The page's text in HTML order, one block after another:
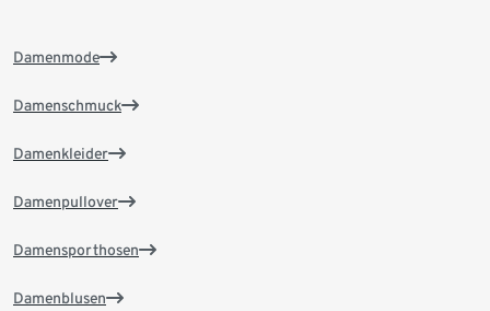
Damenmode
Damenschmuck
Damenkleider
Damenpullover
Damensporthosen
Damenblusen